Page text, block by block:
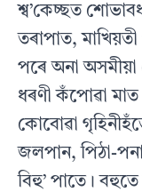
শ্ব’কেচ্ছত
তৰাপাত,
পৰে অনা
ধৰণী কঁপােৱা
কোবােৱা
জলপান, পিঠা-
বিহু’ পাতে। বহুতে